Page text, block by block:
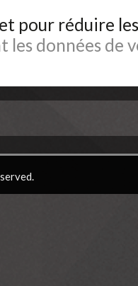
pour réduire
les données de